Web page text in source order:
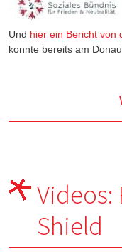
Und hier ein Bericht von
konnte bereits am
Videos:
Shield